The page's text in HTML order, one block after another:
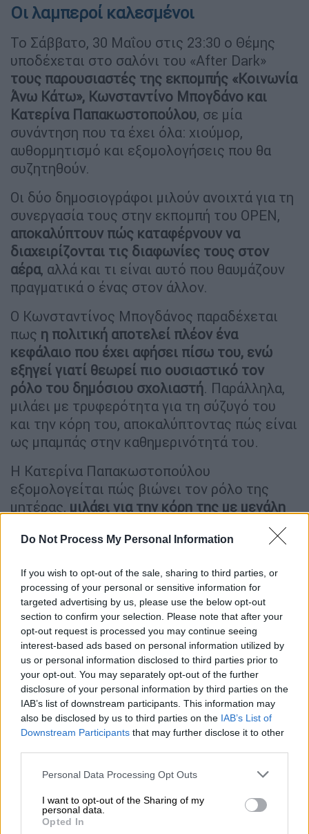
Do Not Process My Personal Information
If you wish to opt-out of the sale, sharing to third parties, or
processing of your personal or sensitive information for
targeted advertising by us, please use the below opt-out
section to confirm your selection. Please note that after your
opt-out request is processed you may continue seeing
interest-based ads based on personal information utilized by
us or personal information disclosed to third parties prior to
your opt-out. You may separately opt-out of the further
disclosure of your personal information by third parties on the
IAB’s list of downstream participants. This information may
also be disclosed by us to third parties on the IAB’s List of
Downstream Participants that may further disclose it to other
Please note that this website/app uses one or more Google
not limited to your visit or usage behaviour. You may click to
grant or deny consent to Google and its third-party tags to
use your data for below specified purposes in below Google
Personal Data Processing Opt Outs
I want to opt-out of the Sharing of my
personal data.
Opted In
Οι λαμπεροί καλεσμένοι
Το Σάββατο, 30 Μαΐου στις 23:30 ο Θέμης
υποδέχεται στο σαλόνι του «After Dark»
τους παρουσιαστές της εκπομπής «Κοινωνία
Άνω Κάτω», Κωνσταντίνο Μπογδάνο και
Κατερίνα Παπακωστοπούλου, σε μία
συνάντηση που τα έχει όλα: χιούμορ,
αυθορμητισμό και εξομολογήσεις που θα
συζητηθούν.
Οι δύο δημοσιογράφοι μιλούν ανοιχτά για τη
συνεργασία τους στην εκπομπή του OPEN,
αποκαλύπτουν πώς καταφέρνουν να
διαχειρίζονται τις διαφωνίες τους στον
αέρα, αλλά και τι είναι αυτό που θαυμάζουν
πραγματικά ο ένας στον άλλον.
Ο Κωνσταντίνος Μπογδάνος παραδέχεται
πως η πολιτική αποτελεί πλέον ένα
κεφάλαιο που έχει αφήσει πίσω του, ενώ
εξηγεί γιατί θεωρεί πιο ουσιαστικό τον
ρόλο του δημόσιου σχολιαστή. Παράλληλα,
μιλάει με τρυφερότητα για τη σύζυγό του
και την κόρη του, αποκαλύπτοντας πώς είναι
ως μπαμπάς στην καθημερινότητά του.
Η Κατερίνα Παπακωστοπούλου
εξομολογείται πώς βιώνει τον ρόλο της
μητέρας, μιλάει για την κόρη της με μεγάλη
δυσκολίες που αντιμετώπισε όταν πέρασε
ψυχαγωγία.
Κατά τη διάρκεια της βραδιάς, οι δύο
καλεσμένοιδεν διστάζουν να σχολιάσουν
πρόσωπα της τηλεόρασης στο παιχνίδι
«Δάγκωσε τη γλώσσα σου» .
Φυσικά, από τη βραδιά δεν θα μπορούσε να
λείπει το πολυσυζητημένο εξομολογητήριο
του «After Dark». Ο Κωνσταντίνος
προσωπικές και ανατρεπτικές ερωτήσεις
του Θέμη Γεωργαντά, χωρίς φίλτρα και χωρίς
δεύτερες σκέψεις